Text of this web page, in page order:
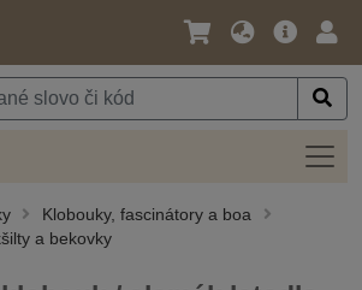
Jazyk
Měna
Hlavní
Klobouky, fascinátory a boa
a bekovky